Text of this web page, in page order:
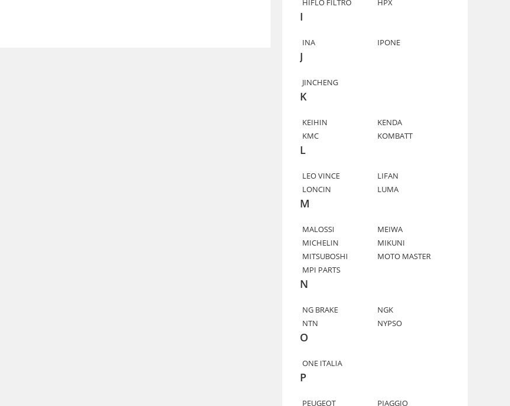
HIFLO FILTRO HPX
I
INA IPONE
J
JINCHENG
K
KEIHIN
KENDA
KMC
KOMBATT
L
LEO VINCE
LIFAN
LONCIN
LUMA
M
MALOSSI
MEIWA
MICHELIN
MIKUNI
MITSUBOSHI
MOTO MASTER
MPI PARTS
N
NG BRAKE
NGK
NTN
NYPSO
O
ONE ITALIA
P
PEUGEOT
PIAGGIO